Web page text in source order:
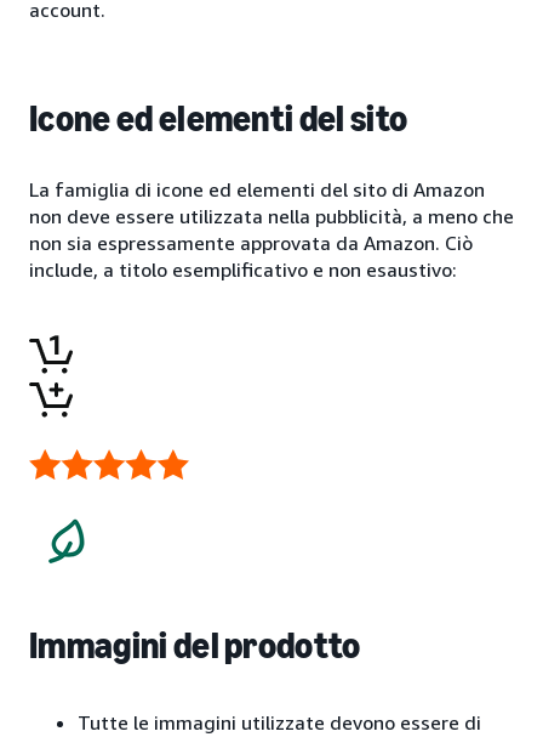
account.
Icone ed elementi del sito
La famiglia di icone ed elementi del sito di Amazon
non deve essere utilizzata nella pubblicità, a meno che
non sia espressamente approvata da Amazon. Ciò
include, a titolo esemplificativo e non esaustivo:
Immagini del prodotto
Tutte le immagini utilizzate devono essere di